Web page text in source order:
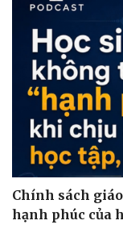
Chính sách
hạnh phúc của